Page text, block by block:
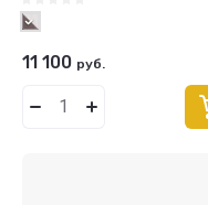
11 100 руб.